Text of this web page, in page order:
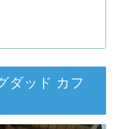
ダッド カフ